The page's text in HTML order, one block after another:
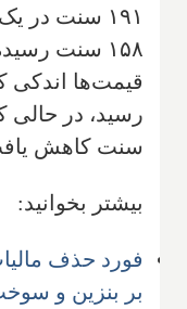
۱۹۱ سنت در
۱۵۸ سنت
رسید، در حالی
سنت کاهش یافت و به
بیشتر بخوانید:
فورد حذف
بر بنزین و